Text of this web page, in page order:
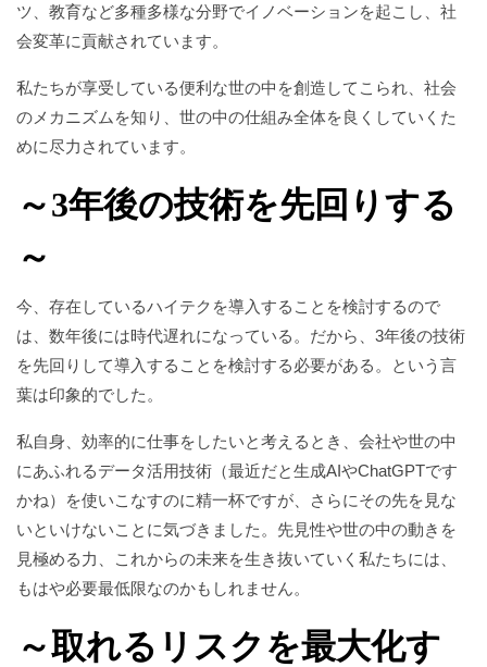
ツ、教育など多種多様な分野でイノベーションを起こし、社
会変革に貢献されています。
私たちが享受している便利な世の中を創造してこられ、社会
のメカニズムを知り、世の中の仕組み全体を良くしていくた
めに尽力されています。
～3年後の技術を先回りする
～
今、存在しているハイテクを導入することを検討するので
は、数年後には時代遅れになっている。だから、3年後の技術
を先回りして導入することを検討する必要がある。という言
葉は印象的でした。
私自身、効率的に仕事をしたいと考えるとき、会社や世の中
にあふれるデータ活用技術（最近だと生成AIやChatGPTです
かね）を使いこなすのに精一杯ですが、さらにその先を見な
いといけないことに気づきました。先見性や世の中の動きを
見極める力、これからの未来を生き抜いていく私たちには、
もはや必要最低限なのかもしれません。
～取れるリスクを最大化す